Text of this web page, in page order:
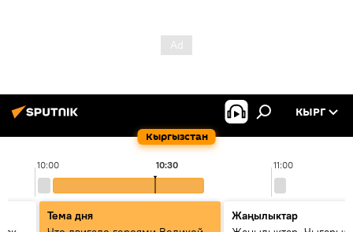
Кыргызстан
КЫРГ
10:00 11:00
10:30
Тема дня
Жаңылыктар